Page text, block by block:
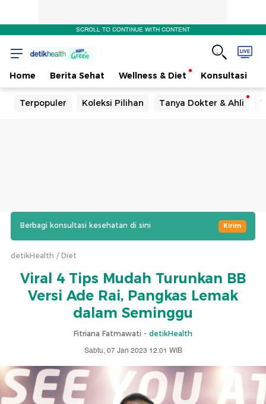
SCROLL TO CONTINUE WITH CONTENT
Home Berita Sehat Wellness & Diet Konsultasi
Terpopuler Koleksi Pilihan Tanya Dokter & Ahli
Berbagi konsultasi kesehatan di sini Kirim
detikHealth Diet
Viral 4 Tips Mudah Turunkan BB
Versi Ade Rai, Pangkas Lemak
dalam Seminggu
Fitriana Fatmawati - detikHealth
Sabtu, 07 Jan 2023 12:01 WIB